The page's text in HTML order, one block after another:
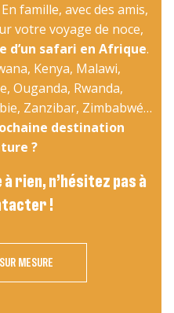
famille, avec des amis,
votre voyage de noce,
d’un safari en Afrique.
Kenya, Malawi,
Ouganda, Rwanda,
Zanzibar, Zimbabwé…
destination
?
à rien, n’hésitez pas à
!
MESURE